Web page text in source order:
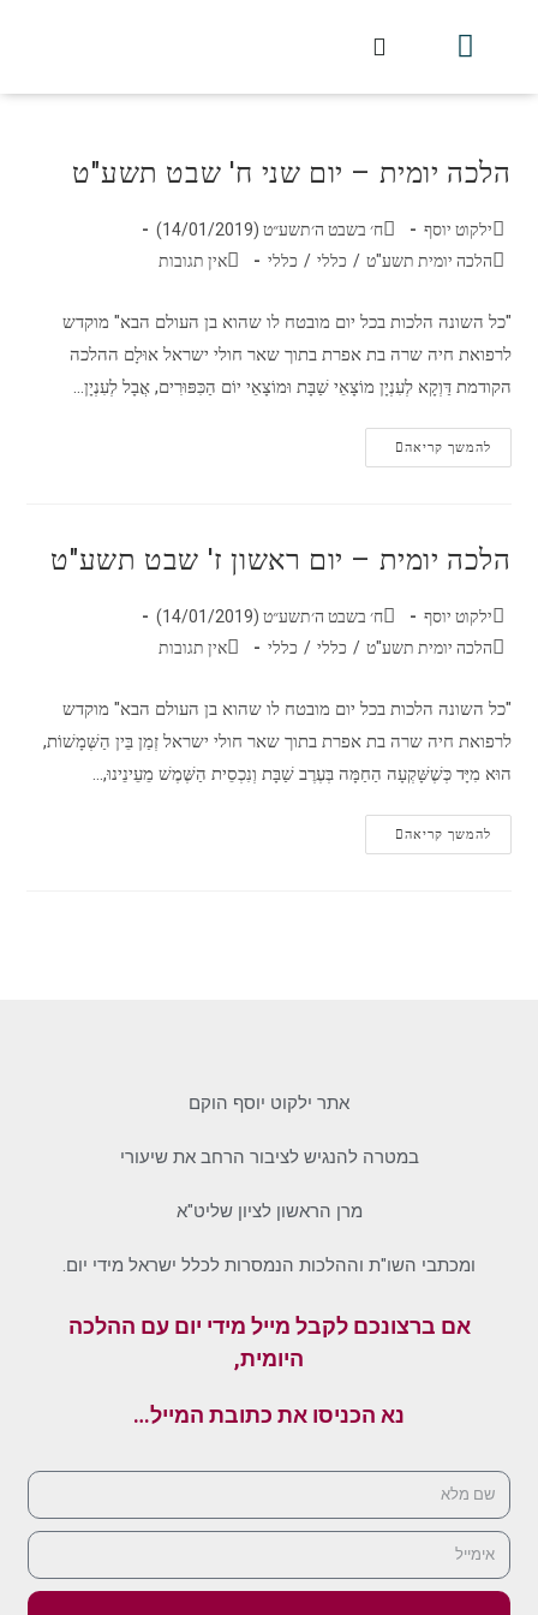
הלכה יומית – יום שני ח' שבט תשע"ט
ילקוט יוסף
ח׳ בשבט ה׳תשע״ט (14/01/2019)
הלכה יומית תשע"ט / כללי / כללי אין תגובות
"כל השונה הלכות בכל יום מובטח לו שהוא בן העולם הבא" מוקדש
לרפואת חיה שרה בת אפרת בתוך שאר חולי ישראל אוּלָם ההלכה
הקודמת דַּוְקָא לְעִנְיָן מוֹצָאֵי שַׁבָּת וּמוֹצָאֵי יוֹם הַכִּפּוּרִים, אֲבָל לְעִנְיָן…
להמשך קריאה
הלכה יומית – יום ראשון ז' שבט תשע"ט
ילקוט יוסף
ח׳ בשבט ה׳תשע״ט (14/01/2019)
הלכה יומית תשע"ט / כללי / כללי אין תגובות
"כל השונה הלכות בכל יום מובטח לו שהוא בן העולם הבא" מוקדש
לרפואת חיה שרה בת אפרת בתוך שאר חולי ישראל זְמַן בֵּין הַשְּׁמָשׁוֹת,
הוּא מִיָּד כְּשֶׁשָּׁקְעָה הַחַמָּה בְּעֶרֶב שַׁבָּת וְנִכְסֵית הַשֶּׁמֶשׁ מֵעֵינֵינוּ,…
להמשך קריאה
אתר ילקוט יוסף הוקם
במטרה להנגיש לציבור הרחב את שיעורי
מרן הראשון לציון שליט"א
ומכתבי השו"ת וההלכות הנמסרות לכלל ישראל מידי יום.
אם ברצונכם לקבל מייל מידי יום עם ההלכה
היומית,
נא הכניסו את כתובת המייל…